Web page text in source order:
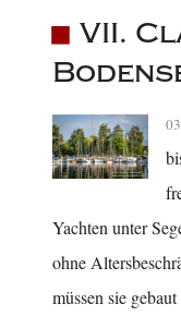
VII.
Yachten unter
ohne
müssen sie gebaut